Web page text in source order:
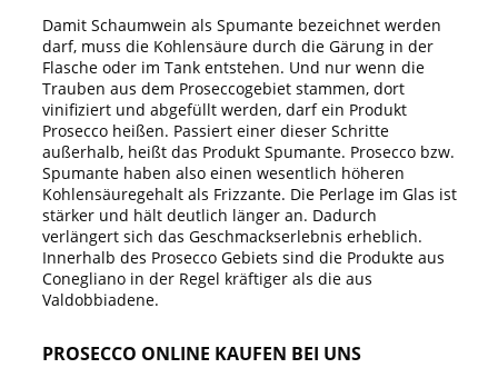
Damit Schaumwein als Spumante bezeichnet werden
darf, muss die Kohlensäure durch die Gärung in der
Flasche oder im Tank entstehen. Und nur wenn die
Trauben aus dem Proseccogebiet stammen, dort
vinifiziert und abgefüllt werden, darf ein Produkt
Prosecco heißen. Passiert einer dieser Schritte
außerhalb, heißt das Produkt Spumante. Prosecco bzw.
Spumante haben also einen wesentlich höheren
Kohlensäuregehalt als Frizzante. Die Perlage im Glas ist
stärker und hält deutlich länger an. Dadurch
verlängert sich das Geschmackserlebnis erheblich.
Innerhalb des Prosecco Gebiets sind die Produkte aus
Conegliano in der Regel kräftiger als die aus
Valdobbiadene.
PROSECCO ONLINE KAUFEN BEI UNS